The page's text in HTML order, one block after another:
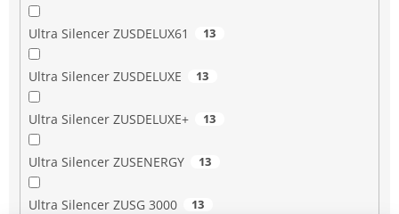
Ultra Silencer ZUSDELUX61 13
Ultra Silencer ZUSDELUXE 13
Ultra Silencer ZUSDELUXE+ 13
Ultra Silencer ZUSENERGY 13
Ultra Silencer ZUSG 3000 13